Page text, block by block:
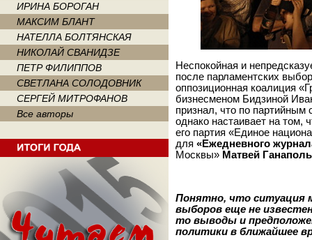
ИРИНА БОРОГАН
МАКСИМ БЛАНТ
НАТЕЛЛА БОЛТЯНСКАЯ
НИКОЛАЙ СВАНИДЗЕ
ПЕТР ФИЛИППОВ
СВЕТЛАНА СОЛОДОВНИК
СЕРГЕЙ МИТРОФАНОВ
Все авторы
Неспокойная и
после парламентских
оппозиционная коалиция
бизнесменом Бидзиной
признал, что по партийным
однако настаивает на том,
его партия «Единое
для «Ежедневного
Москвы» Матвей
Понятно, что ситуация
выборов еще не
то выводы и
политики в ближайшее